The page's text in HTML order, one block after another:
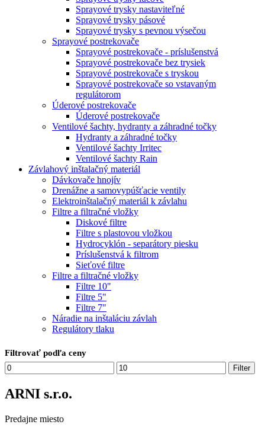
Sprayové trysky nastaviteľné
Sprayové trysky pásové
Sprayové trysky s pevnou výsečou
Sprayové postrekovače
Sprayové postrekovače - príslušenstvá
Sprayové postrekovače bez trysiek
Sprayové postrekovače s tryskou
Sprayové postrekovače so vstavaným
regulátorom
Úderové postrekovače
Úderové postrekovače
Ventilové šachty, hydranty a záhradné točky
Hydranty a záhradné točky
Ventilové šachty Irritec
Ventilové šachty Rain
Závlahový inštalačný materiál
Dávkovače hnojív
Drenážne a samovypúšťacie ventily
Elektroinštalačný materiál k závlahu
Filtre a filtračné vložky
Diskové filtre
Filtre s plastovou vložkou
Hydrocyklón - separátory piesku
Príslušenstvá k filtrom
Sieťové filtre
Filtre a filtračné vložky
Filtre 10"
Filtre 5"
Filtre 7"
Náradie na inštaláciu závlah
Regulátory tlaku
Filtrovať podľa ceny
Minimálna
cena
Maximálna
cena
Filter
ARNI s.r.o.
Predajne miesto